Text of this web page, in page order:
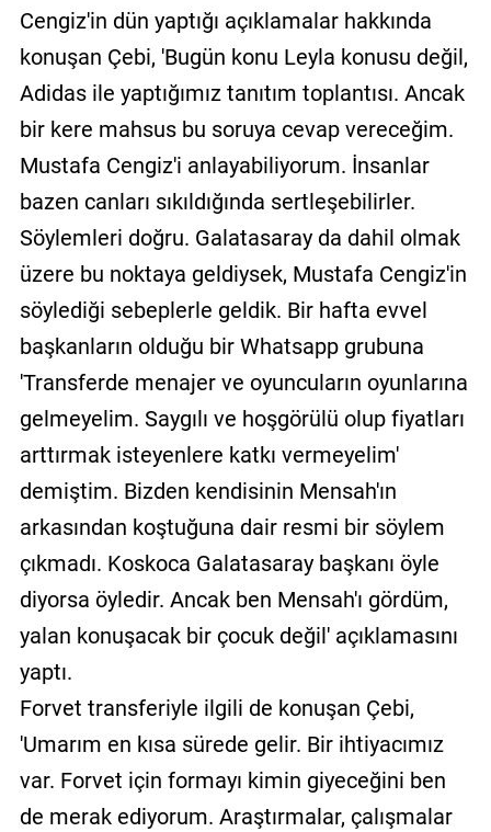
Cengiz'in dün yaptığı açıklamalar hakkında
konuşan Çebi, 'Bugün konu Leyla konusu değil,
Adidas ile yaptığımız tanıtım toplantısı. Ancak
bir kere mahsus bu soruya cevap vereceğim.
Mustafa Cengiz'i anlayabiliyorum. İnsanlar
bazen canları sıkıldığında sertleşebilirler.
Söylemleri doğru. Galatasaray da dahil olmak
üzere bu noktaya geldiysek, Mustafa Cengiz'in
söylediği sebeplerle geldik. Bir hafta evvel
başkanların olduğu bir Whatsapp grubuna
'Transferde menajer ve oyuncuların oyunlarına
gelmeyelim. Saygılı ve hoşgörülü olup fiyatları
arttırmak isteyenlere katkı vermeyelim'
demiştim. Bizden kendisinin Mensah'ın
arkasından koştuğuna dair resmi bir söylem
çıkmadı. Koskoca Galatasaray başkanı öyle
diyorsa öyledir. Ancak ben Mensah'ı gördüm,
yalan konuşacak bir çocuk değil' açıklamasını
yaptı.
Forvet transferiyle ilgili de konuşan Çebi,
'Umarım en kısa sürede gelir. Bir ihtiyacımız
var. Forvet için formayı kimin giyeceğini ben
de merak ediyorum. Araştırmalar, çalışmalar